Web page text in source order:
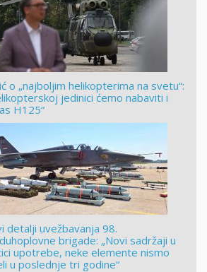
o „najboljim helikopterima na svetu“:
jedinici ćemo nabaviti i
H125“
detalji uvežbavanja 98.
brigade: „Novi sadržaji u
upotrebe, neke elemente nismo
u poslednje tri godine“